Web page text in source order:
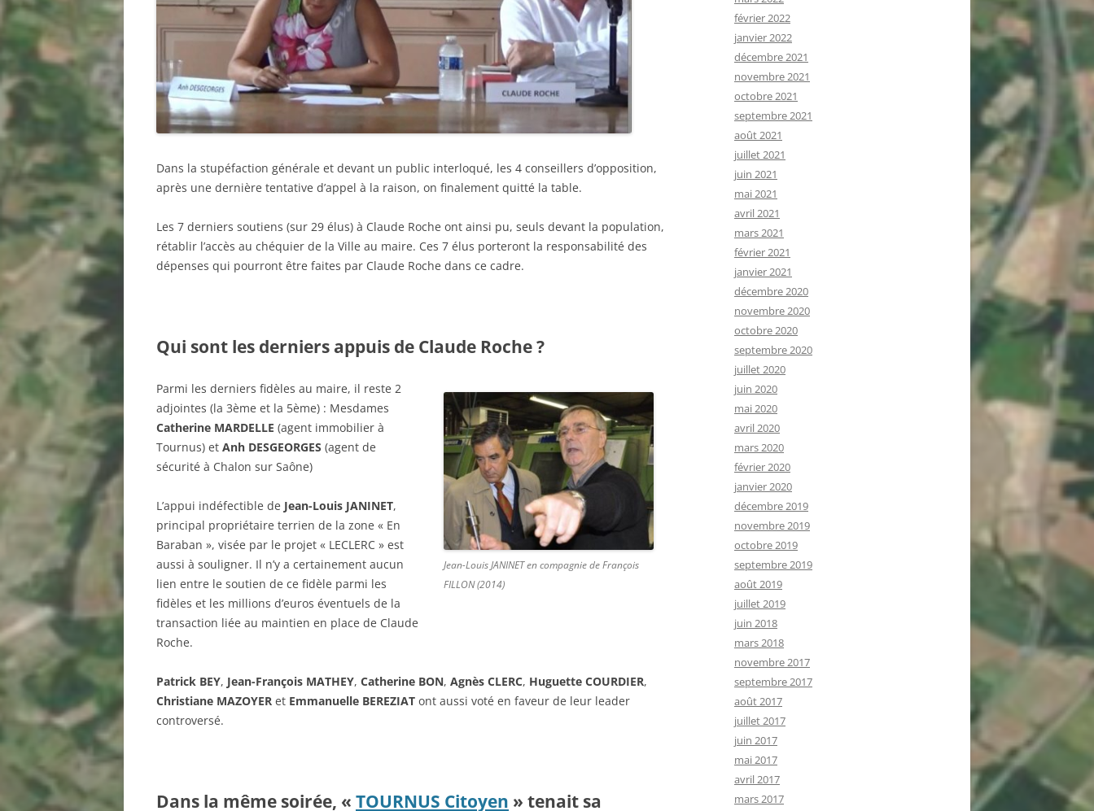
Dans la stupéfaction générale et devant un public interloqué, les 4 conseillers d’opposition,
après une dernière tentative d’appel à la raison, on finalement quitté la table.
Les 7 derniers soutiens (sur 29 élus) à Claude Roche ont ainsi pu, seuls devant la population,
rétablir l’accès au chéquier de la Ville au maire. Ces 7 élus porteront la responsabilité des
dépenses qui pourront être faites par Claude Roche dans ce cadre.
Qui sont les derniers appuis de Claude Roche ?
Jean-Louis JANINET en compagnie de François
FILLON (2014)
Parmi les derniers fidèles au maire, il reste 2
adjointes (la 3ème et la 5ème) : Mesdames
Catherine MARDELLE (agent immobilier à
Tournus) et Anh DESGEORGES (agent de
sécurité à Chalon sur Saône)
L’appui indéfectible de Jean-Louis JANINET,
principal propriétaire terrien de la zone « En
Baraban », visée par le projet « LECLERC » est
aussi à souligner. Il n’y a certainement aucun
lien entre le soutien de ce fidèle parmi les
fidèles et les millions d’euros éventuels de la
transaction liée au maintien en place de Claude
Roche.
Patrick BEY, Jean-François MATHEY, Catherine BON, Agnès CLERC, Huguette COURDIER,
Christiane MAZOYER et Emmanuelle BEREZIAT ont aussi voté en faveur de leur leader
controversé.
Dans la même soirée, « TOURNUS Citoyen » tenait sa
février 2022
janvier 2022
décembre 2021
novembre 2021
octobre 2021
septembre 2021
août 2021
juillet 2021
juin 2021
mai 2021
avril 2021
mars 2021
février 2021
janvier 2021
décembre 2020
novembre 2020
octobre 2020
septembre 2020
juillet 2020
juin 2020
mai 2020
avril 2020
mars 2020
février 2020
janvier 2020
décembre 2019
novembre 2019
octobre 2019
septembre 2019
août 2019
juillet 2019
juin 2018
mars 2018
novembre 2017
septembre 2017
août 2017
juillet 2017
juin 2017
mai 2017
avril 2017
mars 2017